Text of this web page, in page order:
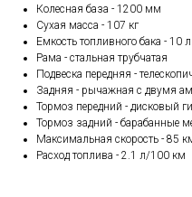
Колесная база - 1200 мм
Сухая масса - 107 кг
Емкость топливного бака - 10 л
Рама - стальная трубчатая
Подвеска передняя -
Задняя - рычажная с двумя
Тормоз передний - дисковый
Тормоз задний - барабанные
Максимальная скорость - 85
Расход топлива - 2.1 л/100 км